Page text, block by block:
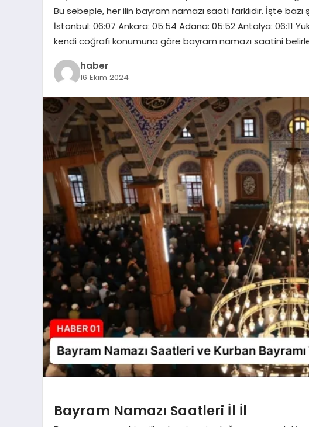
Bu sebeple, her ilin bayram namazı saati farklıdır. İşte
İstanbul: 06:07 Ankara: 05:54 Adana: 05:52 Antalya: 06:11
kendi coğrafi konumuna göre bayram namazı saatini
haber
16 Ekim 2024
Bayram Namazı Saatleri İl İl